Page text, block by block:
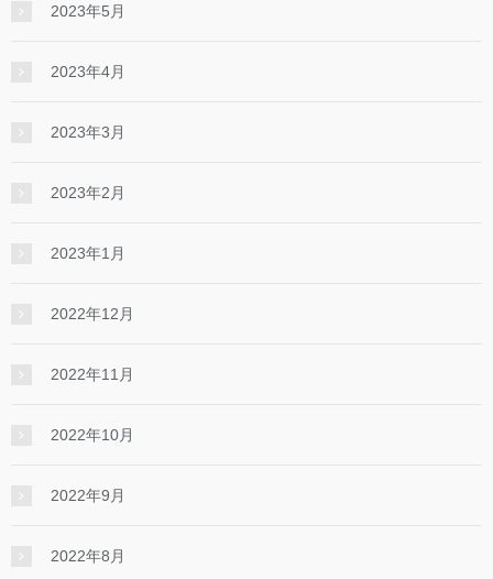
2023年5月
2023年4月
2023年3月
2023年2月
2023年1月
2022年12月
2022年11月
2022年10月
2022年9月
2022年8月